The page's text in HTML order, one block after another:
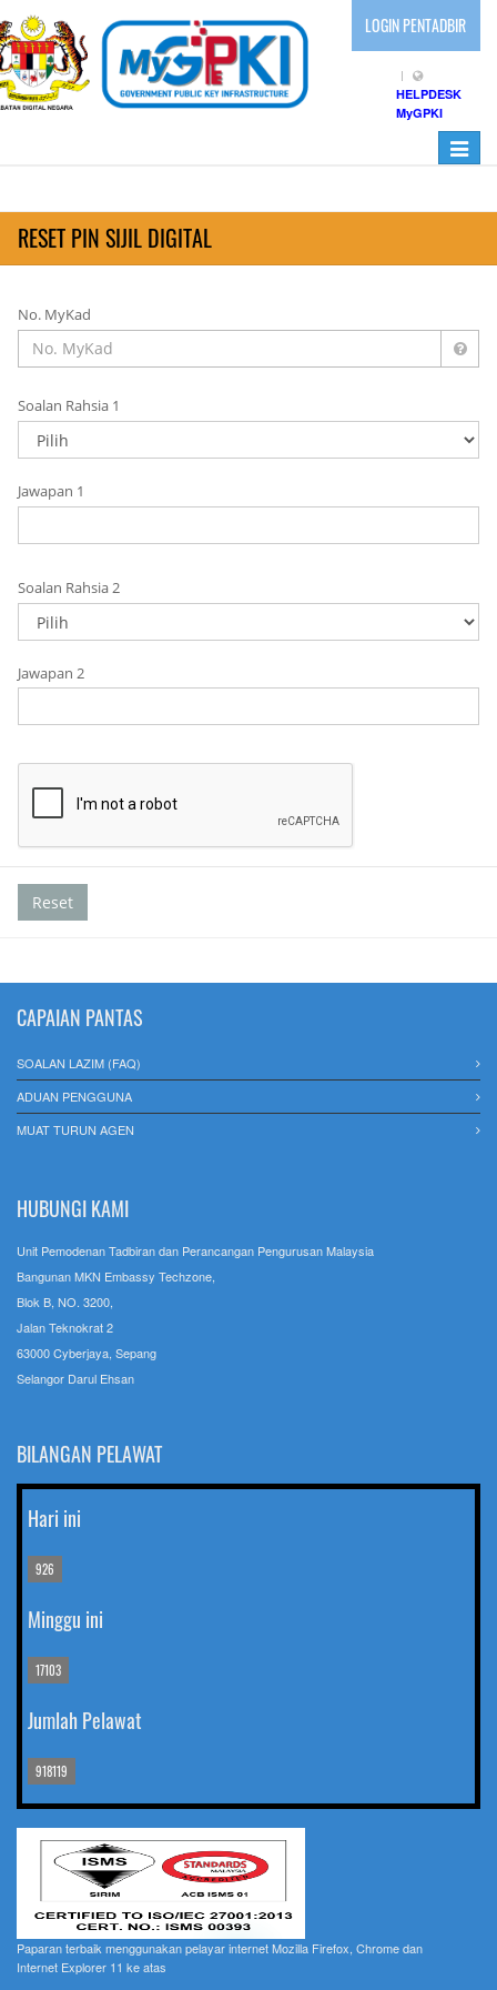
LOGIN PENTADBIR
HELPDESK
MyGPKI
Toggle
RESET PIN SIJIL DIGITAL
No. MyKad
Soalan Rahsia 1
Jawapan 1
Soalan Rahsia 2
Jawapan 2
Reset
CAPAIAN PANTAS
SOALAN LAZIM (FAQ)
ADUAN PENGGUNA
MUAT TURUN AGEN
HUBUNGI KAMI
Unit Pemodenan Tadbiran dan Perancangan Pengurusan Malaysia
Bangunan MKN Embassy Techzone,
Blok B, NO. 3200,
Jalan Teknokrat 2
63000 Cyberjaya, Sepang
Selangor Darul Ehsan
BILANGAN PELAWAT
Hari ini
926
Minggu ini
17103
Jumlah Pelawat
918119
Paparan terbaik menggunakan pelayar internet Mozilla Firefox, Chrome dan
Internet Explorer 11 ke atas